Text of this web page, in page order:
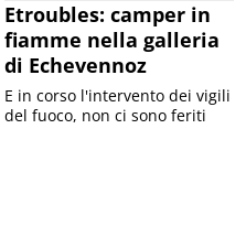
Etroubles: camper in
fiamme nella galleria
di Echevennoz
E in corso l'intervento dei vigili
del fuoco, non ci sono feriti